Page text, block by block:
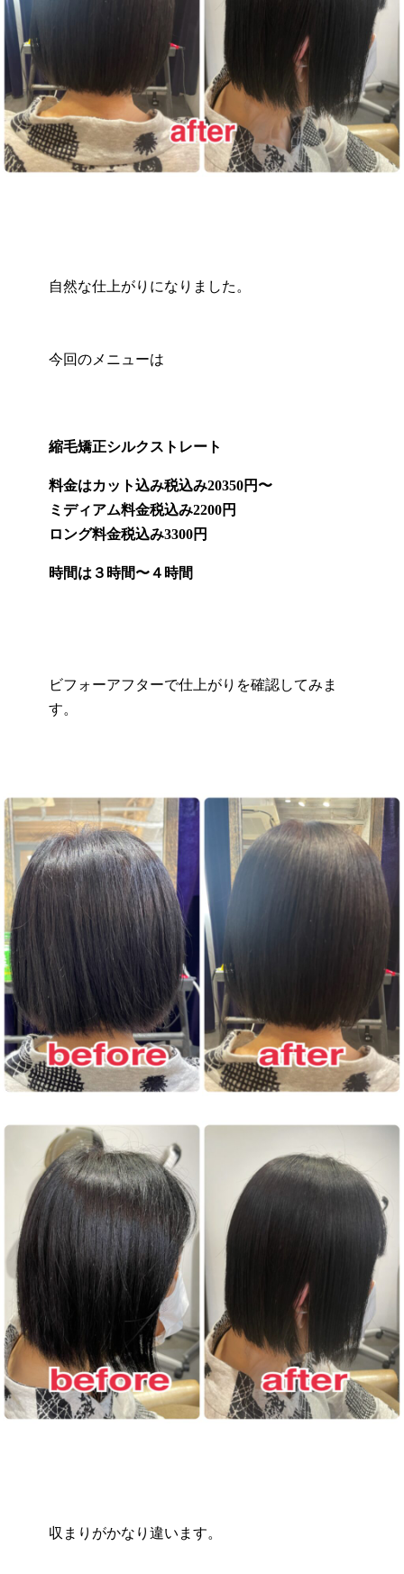
自然な仕上がりになりました。
今回のメニューは
縮毛矯正シルクストレート
料金はカット込み税込み20350円〜
ミディアム料金税込み2200円
ロング料金税込み3300円
時間は３時間〜４時間
ビフォーアフターで仕上がりを確認してみま
す。
収まりがかなり違います。